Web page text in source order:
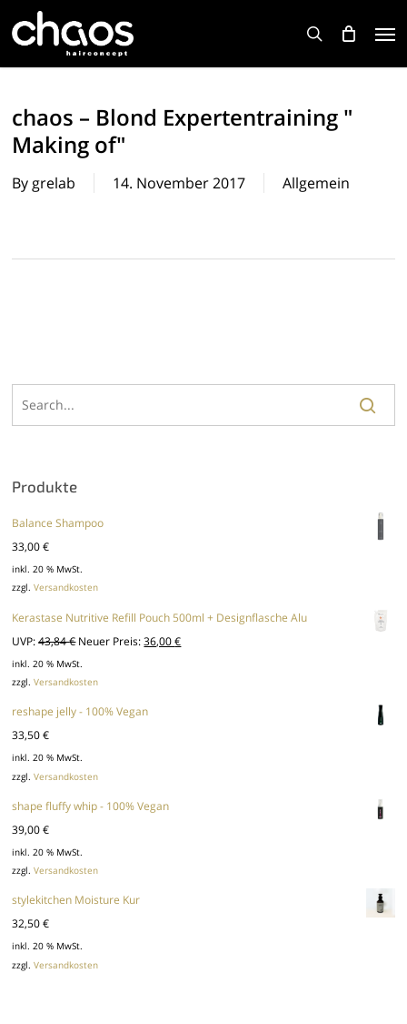
search
chaos – Blond Expertentraining "
Making of"
By grelab 14. November 2017 Allgemein
Produkte
Balance Shampoo
33,00€
inkl. 20 % MwSt.
zzgl.Versandkosten
Kerastase Nutritive Refill Pouch 500ml + Designflasche Alu
UVP: 43,84€ Ursprünglicher
Preis
war:
43,84 €
Neuer Preis: 36,00€Aktueller
inkl. 20 % MwSt.
zzgl.Versandkosten
reshape jelly - 100% Vegan
33,50€
inkl. 20 % MwSt.
zzgl.Versandkosten
shape fluffy whip - 100% Vegan
39,00€
inkl. 20 % MwSt.
zzgl.Versandkosten
stylekitchen Moisture Kur
32,50€
inkl. 20 % MwSt.
zzgl.Versandkosten